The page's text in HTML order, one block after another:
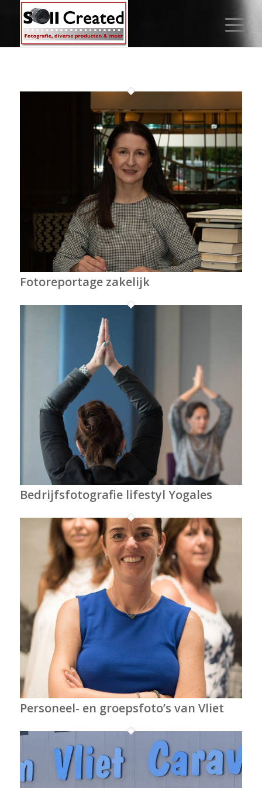
Fotoreportage zakelijk
Bedrijfsfotografie lifestyl Yogales
Personeel- en groepsfoto’s van Vliet